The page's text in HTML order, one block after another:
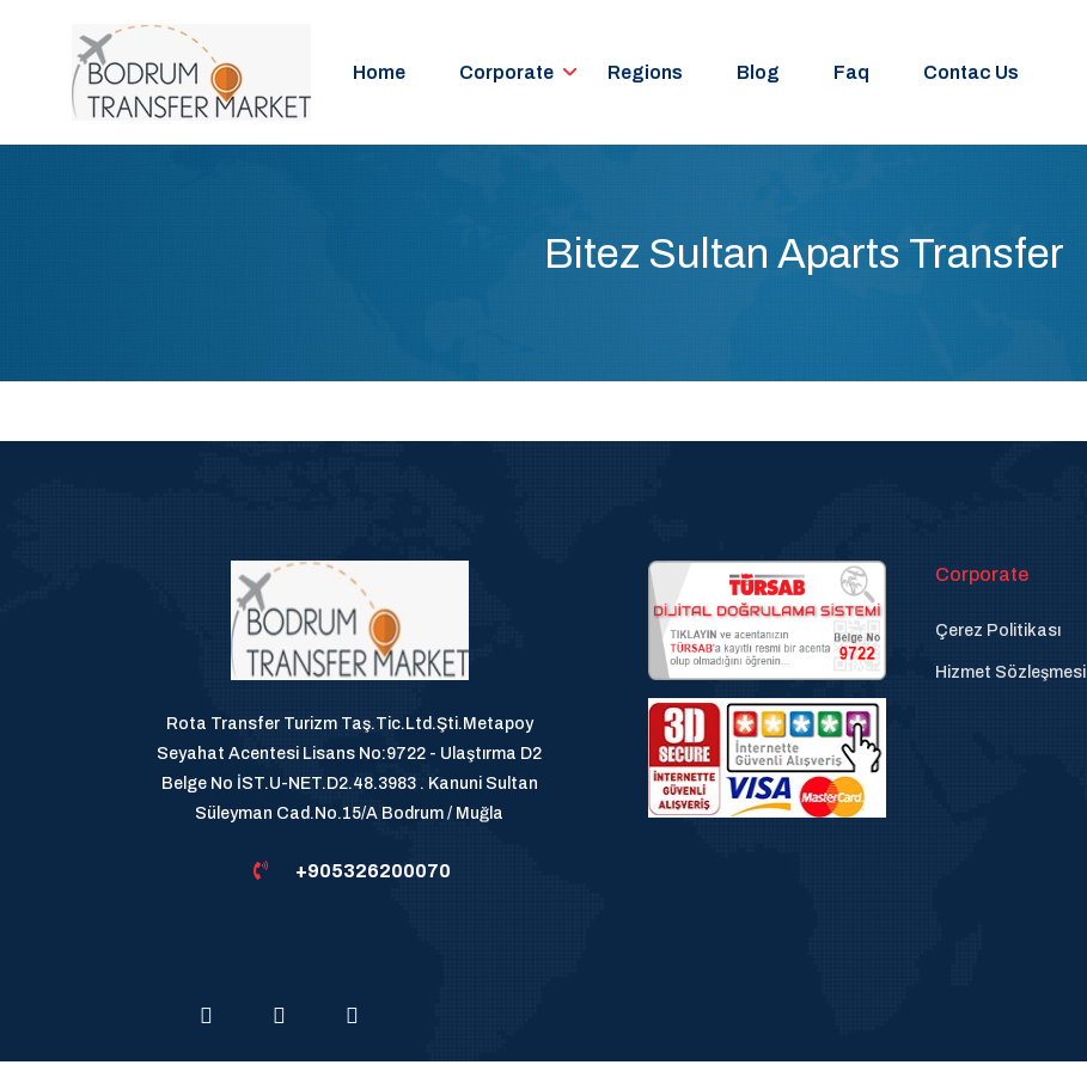
Home Corporate Regions Blog Faq Contac Us
Bitez Sultan Aparts Transfer
Rota Transfer Turizm Taş.Tic.Ltd.Şti.Metapoy
Seyahat Acentesi Lisans No:9722 - Ulaştırma D2
Belge No İST.U-NET.D2.48.3983 . Kanuni Sultan
Süleyman Cad.No.15/A Bodrum / Muğla
+905326200070
Corporate
Çerez Politikası
Hizmet Sözleşmesi